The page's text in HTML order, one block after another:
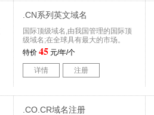
.CN系列英文域名
国际顶级域名,由我国管理的国际顶
级域名;在全球具有最大的市场。
特价 45 元/年/个
详情 注册
.CO.CR域名注册